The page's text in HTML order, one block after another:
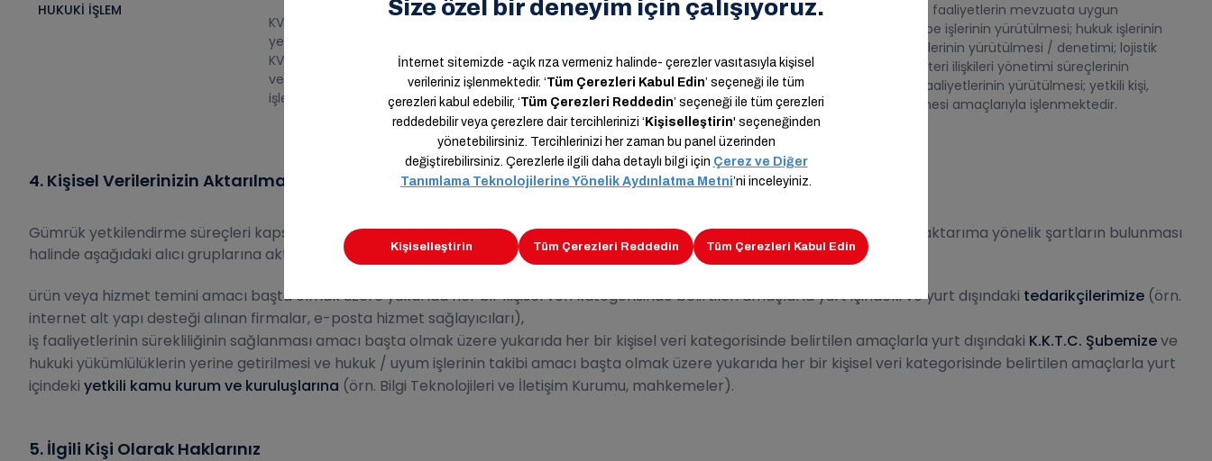
HUKUKİ İŞLEM
KVKK m. 5/2(ç) uyarınca veri sorumlusunun hukuki yükümlülüğünü
yerine getirebilmesi için zorunlu olması
KVKK m. 5/2(f) uyarınca ilgili kişinin temel hak ve özgürlüklerine zarar
vermemek kaydıyla, veri sorumlusunun meşru menfaatleri için veri
işlenmesinin zorunlu olması
Bu kategorideki kişisel verileriniz: faaliyetlerin mevzuata uygun
yürütülmesi; finans ve muhasebe işlerinin yürütülmesi; hukuk işlerinin
takibi ve yürütülmesi; iş faaliyetlerinin yürütülmesi / denetimi; lojistik
faaliyetlerinin yürütülmesi; müşteri ilişkileri yönetimi süreçlerinin
yürütülmesi; saklama ve arşiv faaliyetlerinin yürütülmesi; yetkili kişi,
kurum ve kuruluşlara bilgi verilmesi amaçlarıyla işlenmektedir.
4. Kişisel Verilerinizin Aktarılması
Gümrük yetkilendirme süreçleri kapsamında işlenen kişisel verileriniz, KVKK’nın 8’inci ve/veya 9’uncu maddelerinde düzenlenen aktarıma yönelik şartların bulunması
halinde aşağıdaki alıcı gruplarına aktarılabilecektir:
ürün veya hizmet temini amacı başta olmak üzere yukarıda her bir kişisel veri kategorisinde belirtilen amaçlarla yurt içindeki ve yurt dışındaki tedarikçilerimize (örn.
internet alt yapı desteği alınan firmalar, e-posta hizmet sağlayıcıları),
iş faaliyetlerinin sürekliliğinin sağlanması amacı başta olmak üzere yukarıda her bir kişisel veri kategorisinde belirtilen amaçlarla yurt dışındaki K.K.T.C. Şubemizeve
hukuki yükümlülüklerin yerine getirilmesi ve hukuk / uyum işlerinin takibi amacı başta olmak üzere yukarıda her bir kişisel veri kategorisinde belirtilen amaçlarla yurt
içindeki yetkili kamu kurum ve kuruluşlarına (örn. Bilgi Teknolojileri ve İletişim Kurumu, mahkemeler).
5. İlgili Kişi Olarak Haklarınız